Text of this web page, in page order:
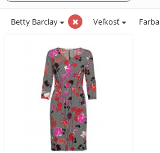
Betty Barclay Veľkosť Farba